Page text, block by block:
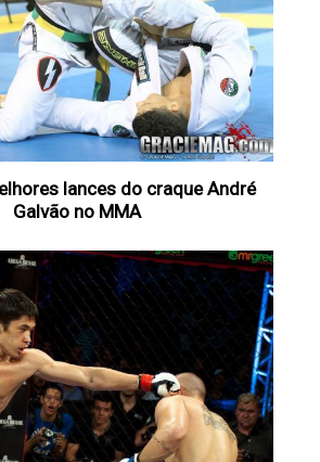
lances do craque André
Galvão no MMA